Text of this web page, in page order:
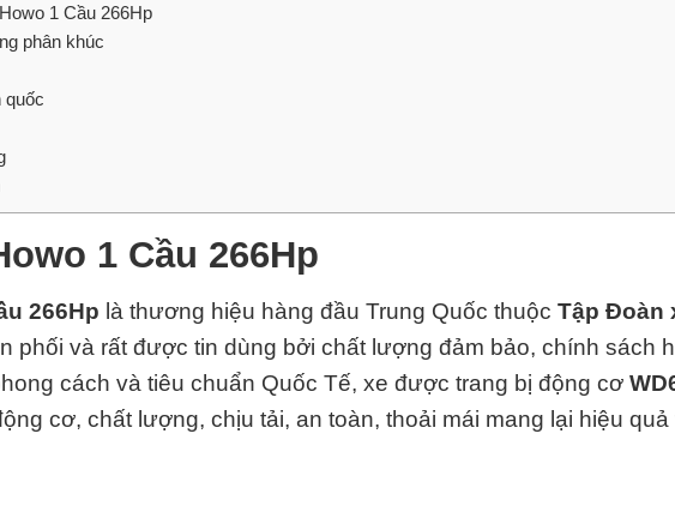
1 Cầu 266Hp
phân khúc
quốc
1 Cầu 266Hp
266Hp là thương hiệu hàng đầu Trung Quốc thuộc Tập Đoàn
phối và rất được tin dùng bởi chất lượng đảm bảo, chính sách
cách và tiêu chuẩn Quốc Tế, xe được trang bị động cơ
cơ, chất lượng, chịu tải, an toàn, thoải mái mang lại hiệu